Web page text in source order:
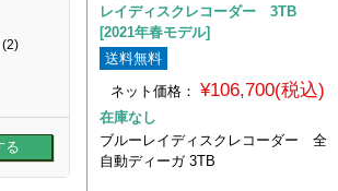
(2)
レイディスクレコーダー 3TB
[2021年春モデル]
送料無料
ネット価格： ¥106,700(税込)
在庫なし
ブルーレイディスクレコーダー 全
自動ディーガ 3TB